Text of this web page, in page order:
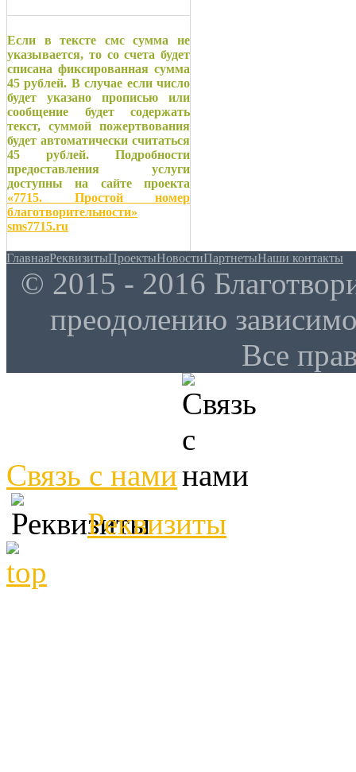
Если в тексте смс сумма не
указывается, то со счета будет
списана фиксированная сумма
45 рублей. В случае если число
будет указано прописью или
сообщение будет содержать
текст, суммой пожертвования
будет автоматически считаться
45 рублей. Подробности
предоставления услуги
доступны на сайте проекта
«7715. Простой номер
благотворительности»
sms7715.ru
ГлавнаяРеквизитыПроектыНовостиПартнетыНаши контакты
© 2015 - 2016
преодолению
Все
Связь с нами
Реквизиты